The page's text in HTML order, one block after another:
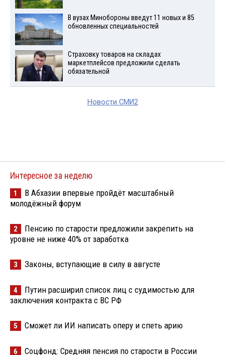
В вузах Минобороны введут 11 новых и 85
обновленных специальностей
Страховку товаров на складах
маркетплейсов предложили сделать
обязательной
Новости СМИ2
Интересное за неделю
1
В Абхазии впервые пройдёт масштабный
молодёжный форум
2
Пенсию по старости предложили закрепить на
уровне не ниже 40% от заработка
3 Законы, вступающие в силу в августе
4
Путин расширил список лиц с судимостью для
заключения контракта с ВС РФ
5 Сможет ли ИИ написать оперу и спеть арию
6
Соцфонд: Средняя пенсия по старости в России